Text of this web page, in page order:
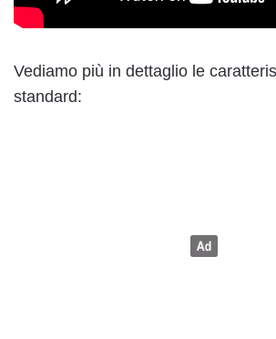
Vediamo più in dettaglio le
standard: